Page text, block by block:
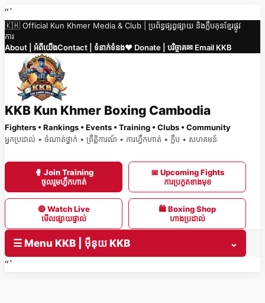
Skip
to
content
“`
🇰🇭 Official Kun Khmer Media & Club | ប្រព័ន្ធផ្សព្វផ្សាយ និងក្លឹបគុនខ្មែរផ្លូវ
ការ
About | អំពីយើងContact | ទំនាក់ទំនង❤️ Donate | បរិច្ចាគ✉ Email KKB
KKB Kun Khmer Boxing Cambodia
Fighters • Rankings • Events • Training • Clubs • Community
អ្នកប្រដាល់ • ចំណាត់ថ្នាក់ • ព្រឹត្តិការណ៍ • ការហ្វឹកហាត់ • ក្លឹប • សហគមន៍
🥊 Join Training
ចូលរួមហ្វឹកហាត់
📅 Upcoming Fights
ការប្រកួតខាងមុខ
🔴 Watch Live
មើលផ្សាយផ្ទាល់
🛍 Boxing Shop
ហាងប្រដាល់
☰ Menu KKB | ម៉ឺនុយ KKB
⌄
“`